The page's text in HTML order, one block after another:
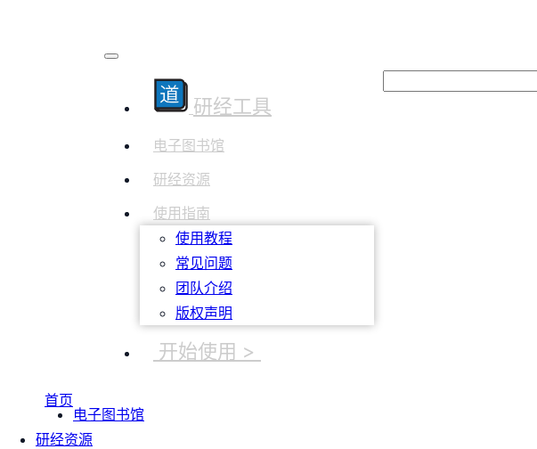
研经工具
电子图书馆
研经资源
使用指南
使用教程
常见问题
团队介绍
版权声明
开始使用 >
首页
电子图书馆
研经资源